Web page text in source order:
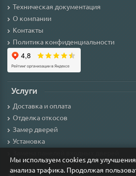
Техническая документация
О компании
Контакты
Политика конфиденциальности
Мы используем cookies для улучшения
анализа трафика. Продолжая
Услуги
Доставка и оплата
Отделка откосов
Замер дверей
Установка